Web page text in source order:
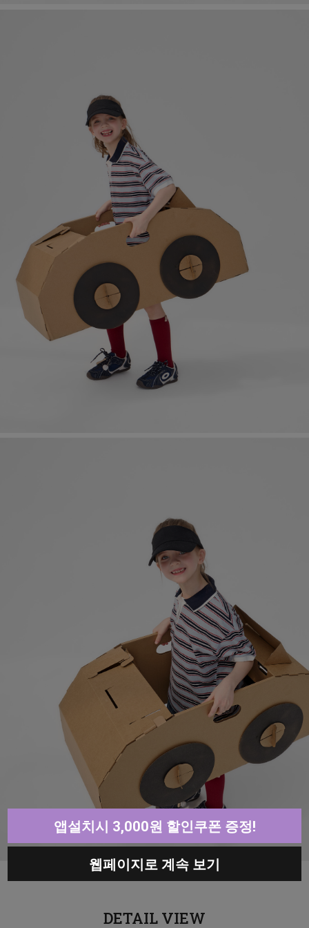
앱설치시 3,000원 할인쿠폰 증정!
웹페이지로 계속 보기